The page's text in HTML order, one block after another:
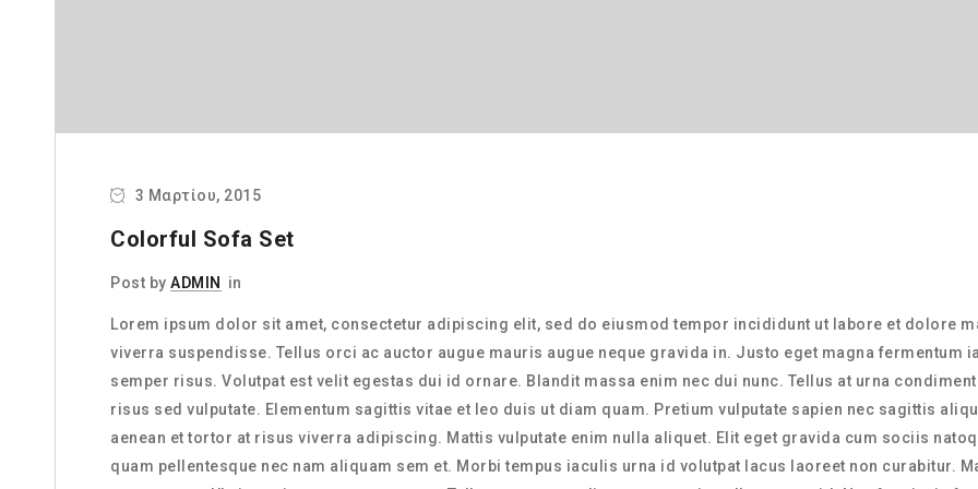
3 Μαρτίου, 2015
Colorful Sofa Set
Post by ADMIN in
Lorem ipsum dolor sit amet, consectetur adipiscing elit, sed do eiusmod tempor incididunt ut labore et dolore
viverra suspendisse. Tellus orci ac auctor augue mauris augue neque gravida in. Justo eget magna fermentum
semper risus. Volutpat est velit egestas dui id ornare. Blandit massa enim nec dui nunc. Tellus at urna
risus sed vulputate. Elementum sagittis vitae et leo duis ut diam quam. Pretium vulputate sapien nec sagittis
aenean et tortor at risus viverra adipiscing. Mattis vulputate enim nulla aliquet. Elit eget gravida cum sociis
quam pellentesque nec nam aliquam sem et. Morbi tempus iaculis urna id volutpat lacus laoreet non curabitur.